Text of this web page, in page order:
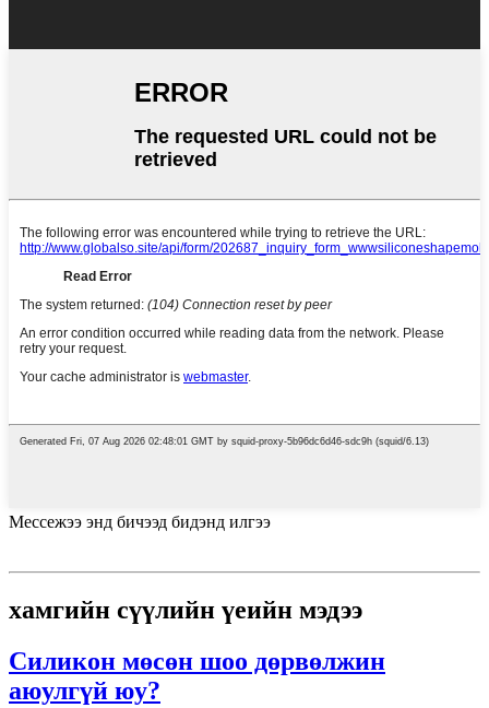
Мессежээ энд бичээд бидэнд илгээ
хамгийн сүүлийн үеийн мэдээ
Силикон мөсөн шоо дөрвөлжин
аюулгүй юу?